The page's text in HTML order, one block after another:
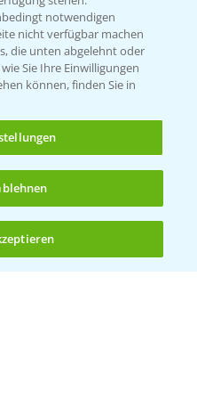
(noch 4)
1
notwendigen
nicht verfügbar machen
die unten abgelehnt oder
Sie Ihre Einwilligungen
können, finden Sie in